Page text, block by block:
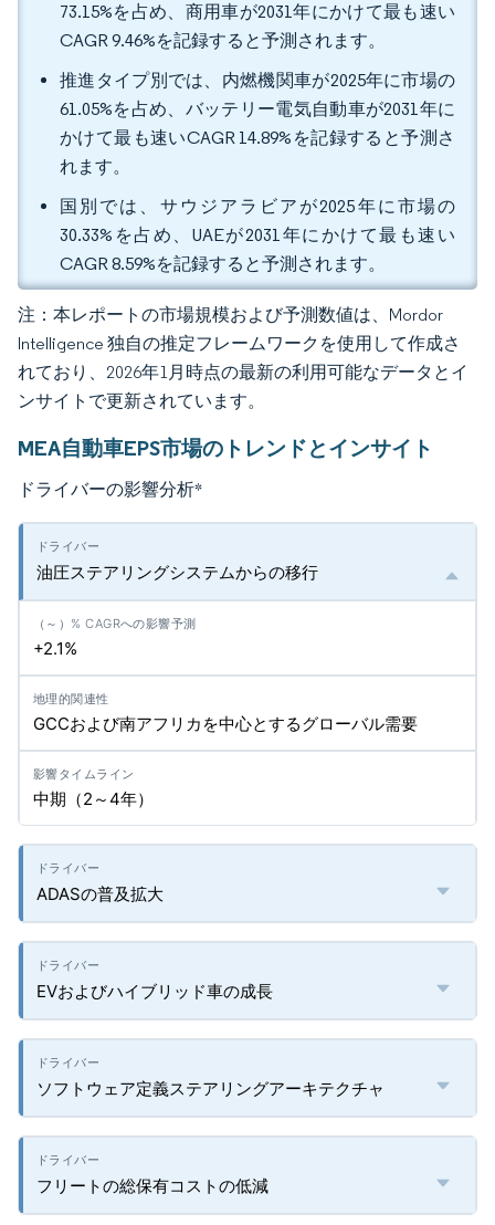
73.15%を占め、商用車が2031年にかけて最も速い
CAGR 9.46%を記録すると予測されます。
推進タイプ別では、内燃機関車が2025年に市場の
61.05%を占め、バッテリー電気自動車が2031年に
かけて最も速いCAGR 14.89%を記録すると予測さ
れます。
国別では、サウジアラビアが2025年に市場の
30.33%を占め、UAEが2031年にかけて最も速い
CAGR 8.59%を記録すると予測されます。
注：本レポートの市場規模および予測数値は、Mordor
Intelligence 独自の推定フレームワークを使用して作成さ
れており、2026年1月時点の最新の利用可能なデータとイ
ンサイトで更新されています。
MEA自動車EPS市場のトレンドとインサイト
ドライバーの影響分析*
油圧ステアリングシステムからの移行
+2.1%
GCCおよび南アフリカを中心とするグローバル需要
中期（2～4年）
ADASの普及拡大
EVおよびハイブリッド車の成長
ソフトウェア定義ステアリングアーキテクチャ
フリートの総保有コストの低減